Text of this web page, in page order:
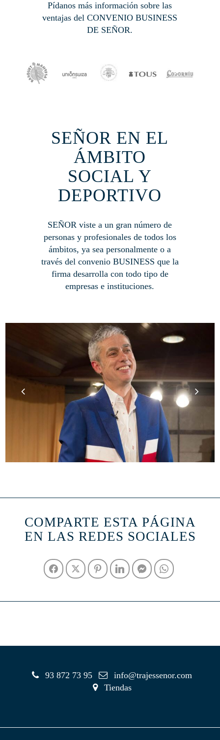
Pídanos más información sobre las
ventajas del CONVENIO BUSINESS
DE SEÑOR.
SEÑOR EN EL
ÁMBITO
SOCIAL Y
DEPORTIVO
SEÑOR viste a un gran número de
personas y profesionales de todos los
ámbitos, ya sea personalmente o a
través del convenio BUSINESS que la
firma desarrolla con todo tipo de
empresas e instituciones.
COMPARTE ESTA PÁGINA
EN LAS REDES SOCIALES
93 872 73 95
info@trajessenor.com
Tiendas